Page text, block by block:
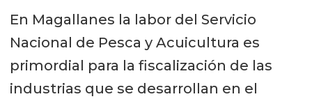
En Magallanes la labor del Servicio
Nacional de Pesca y Acuicultura es
primordial para la fiscalización de las
industrias que se desarrollan en el